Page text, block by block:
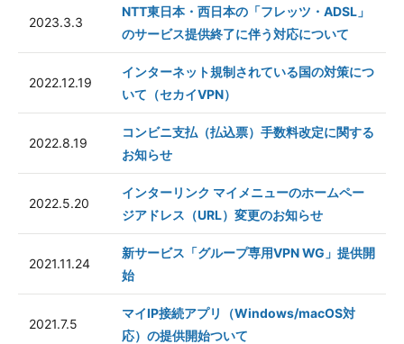
2023.3.3
NTT東日本・西日本の「フレッツ・ADSL」
のサービス提供終了に伴う対応について
2022.12.19
インターネット規制されている国の対策につ
いて（セカイVPN）
2022.8.19
コンビニ支払（払込票）手数料改定に関する
お知らせ
2022.5.20
インターリンク マイメニューのホームペー
ジアドレス（URL）変更のお知らせ
2021.11.24
新サービス「グループ専用VPN WG」提供開
始
2021.7.5
マイIP接続アプリ（Windows/macOS対
応）の提供開始ついて